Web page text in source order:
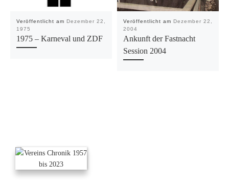
Veröffentlicht am Dezember 22,
1975
1975 – Karneval und ZDF
Veröffentlicht am Dezember 22,
2004
Ankunft der Fastnacht
Session 2004